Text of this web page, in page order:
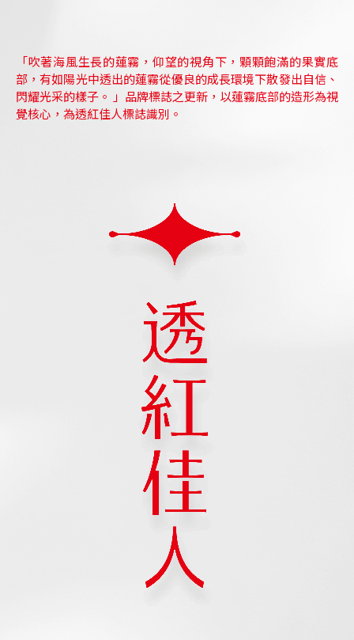
「吹著海風生長的蓮霧，仰望的視角下，顆顆飽滿的果實底
部，有如陽光中透出的蓮霧從優良的成長環境下散發出自信、
閃耀光采的樣子。 」品牌標誌之更新，以蓮霧底部的造形為視
覺核心，為透紅佳人標誌識別。